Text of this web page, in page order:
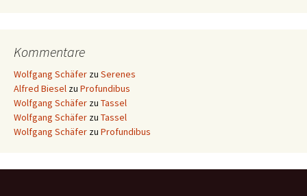
Kommentare
Wolfgang Schäfer zu Serenes
Alfred Biesel zu Profundibus
Wolfgang Schäfer zu Tassel
Wolfgang Schäfer zu Tassel
Wolfgang Schäfer zu Profundibus